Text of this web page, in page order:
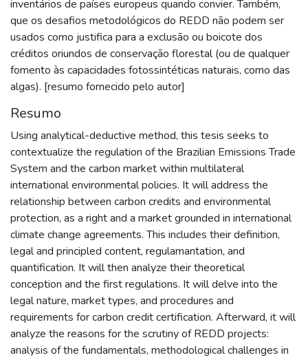
inventários de países europeus quando convier. Também,
que os desafios metodológicos do REDD não podem ser
usados como justifica para a exclusão ou boicote dos
créditos oriundos de conservação florestal (ou de qualquer
fomento às capacidades fotossintéticas naturais, como das
algas). [resumo fornecido pelo autor]
Resumo
Using analytical-deductive method, this tesis seeks to
contextualize the regulation of the Brazilian Emissions Trade
System and the carbon market within multilateral
international environmental policies. It will address the
relationship between carbon credits and environmental
protection, as a right and a market grounded in international
climate change agreements. This includes their definition,
legal and principled content, regulamantation, and
quantification. It will then analyze their theoretical
conception and the first regulations. It will delve into the
legal nature, market types, and procedures and
requirements for carbon credit certification. Afterward, it will
analyze the reasons for the scrutiny of REDD projects:
analysis of the fundamentals, methodological challenges in